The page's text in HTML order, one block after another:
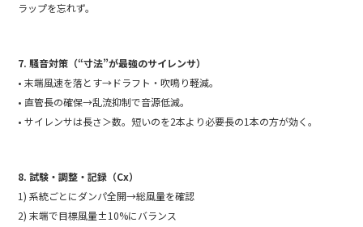
ラップを忘れず。
7. 騒音対策（“寸法”が最強のサイレンサ）
• 末端風速を落とす→ドラフト・吹鳴り軽減。
• 直管長の確保→乱流抑制で音源低減。
• サイレンサは長さ＞数。短いのを2本より必要長の1本の方が効く。
8. 試験・調整・記録（Cx）
1) 系統ごとにダンパ全開→総風量を確認
2) 末端で目標風量±10%にバランス